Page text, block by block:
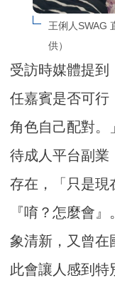
王俐人SWAG
供）
受訪時媒體提到
任嘉賓是否可行
角色自己配對。
待成人平台副業
存在，「只是現
『唷？怎麼會
象清新，又曾在
此會讓人感到特